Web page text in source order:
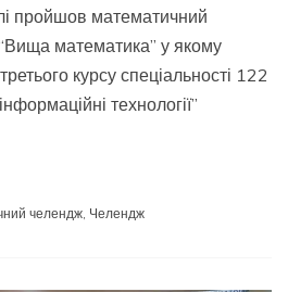
пройшов математичний
математика” у якому
курсу спеціальності 122
технології”
челендж Челендж